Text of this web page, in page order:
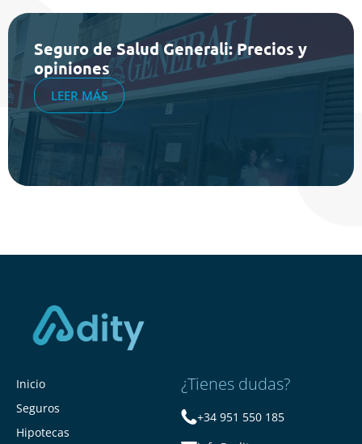
Seguro de Salud Generali: Precios y
opiniones
LEER MÁS
Inicio
Seguros
Hipotecas
¿Tienes dudas?
+34 951 550 185